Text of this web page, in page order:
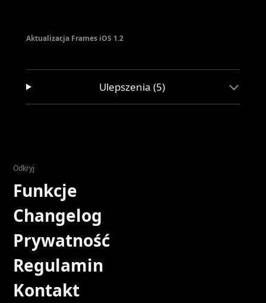
Aktualizacja Frames iOS 1.2
Ulepszenia (5)
Odkryj
Funkcje
Changelog
Prywatność
Regulamin
Kontakt